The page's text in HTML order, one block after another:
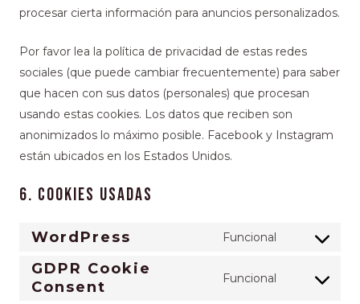
procesar cierta información para anuncios personalizados.
Por favor lea la política de privacidad de estas redes
sociales (que puede cambiar frecuentemente) para saber
que hacen con sus datos (personales) que procesan
usando estas cookies. Los datos que reciben son
anonimizados lo máximo posible. Facebook y Instagram
están ubicados en los Estados Unidos.
6. Cookies usadas
WordPress Funcional
GDPR Cookie
Consent
Funcional